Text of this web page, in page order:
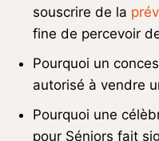
souscrire de la
fine de percevoir
Pourquoi un
autorisé à vendre
Pourquoi une
pour Séniors fait